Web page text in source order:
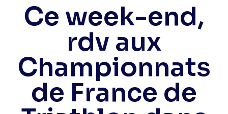
Ce week-end,
rdv aux
Championnats
de France de